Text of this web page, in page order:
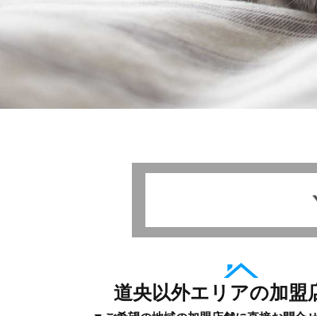
道央以外エリアの加盟